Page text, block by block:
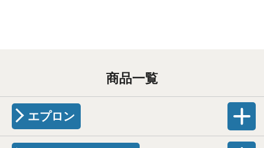
商品一覧
エプロン